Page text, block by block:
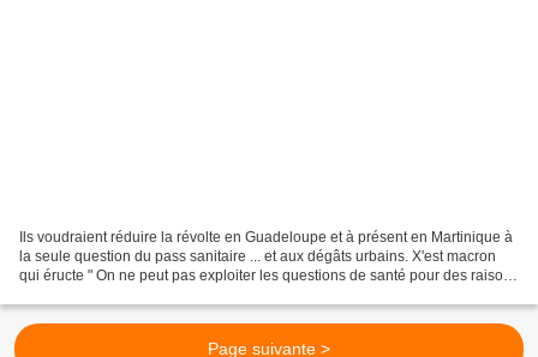
Ils voudraient réduire la révolte en Guadeloupe et à présent en Martinique à
la seule question du pass sanitaire ... et aux dégâts urbains. X'est macron
qui éructe " On ne peut pas exploiter les questions de santé pour des raisons
Page suivante >